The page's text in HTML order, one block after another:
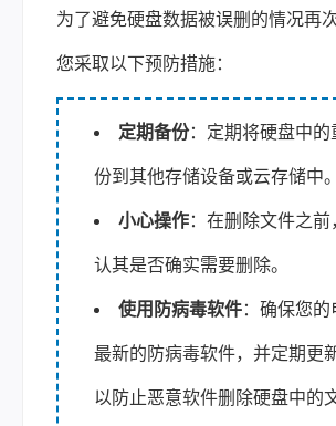
为了避免硬盘数据被误删的情况再
您采取以下预防措施：
定期备份：定期将硬盘中的
份到其他存储设备或云存储中。
小心操作：在删除文件之前
认其是否确实需要删除。
使用防病毒软件：确保您的
最新的防病毒软件，并定期更
以防止恶意软件删除硬盘中的